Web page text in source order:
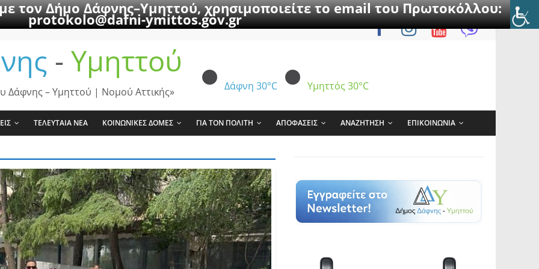
τον Δήμο Δάφνης–Υμηττού, χρησιμοποιείτε το email του Πρωτοκόλλου:
protokolo@dafni-ymittos.gov.gr
- Υμηττού
Δάφνη 30°C Υμηττός 30°C
Δάφνης – Υμηττού | Νομού Αττικής»
ΤΕΛΕΥΤΑΙΑ ΝΕΑ ΚΟΙΝΩΝΙΚΕΣ ΔΟΜΕΣ ΓΙΑ ΤΟΝ ΠΟΛΙΤΗ ΑΠΟΦΑΣΕΙΣ ΑΝΑΖΗΤΗΣΗ ΕΠΙΚΟΙΝΩΝΙΑ